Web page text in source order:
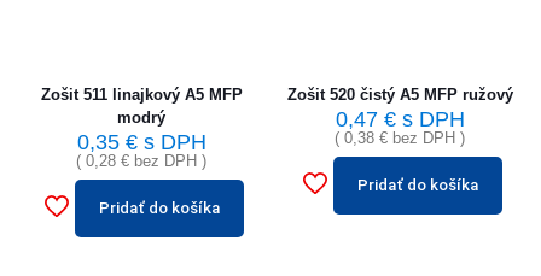
Zošit 511 linajkový A5 MFP
modrý
0,35 €s DPH
( 0,28 € bez DPH )
Pridať do košíka
Zošit 520 čistý A5 MFP ružový
0,47 €s DPH
( 0,38 € bez DPH )
Pridať do košíka